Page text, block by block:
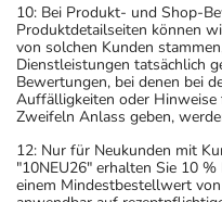
10: Bei Produkt- und Shop-
Produktdetailseiten können
von solchen Kunden
Dienstleistungen tatsächlich
Bewertungen, bei denen bei
Auffälligkeiten oder
Zweifeln Anlass geben,
12: Nur für Neukunden mit
"10NEU26" erhalten Sie 10
einem Mindestbestellwert